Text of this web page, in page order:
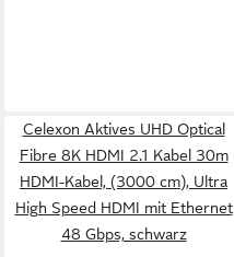
Celexon Aktives UHD Optical
Fibre 8K HDMI 2.1 Kabel 30m
HDMI-Kabel, (3000 cm), Ultra
High Speed HDMI mit Ethernet
48 Gbps, schwarz